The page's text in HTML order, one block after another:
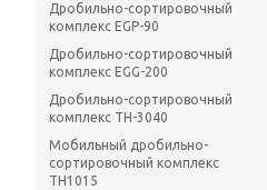
Дробильно-сортировочный
комплекс ЕGР-90
Дробильно-сортировочный
комплекс EGG-200
Дробильно-сортировочный
комплекс ТН-3040
Мобильный дробильно-
сортировочный комплекс
TH1015